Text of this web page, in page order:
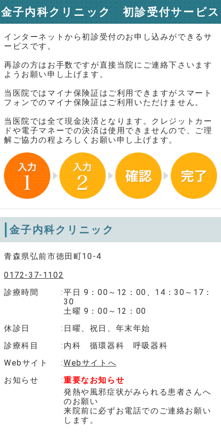
金子内科クリニック 初診受付サービス
インターネットから初診受付のお申し込みができるサ
ービスです。
再診の方はお手数ですが直接当院にご連絡下さいます
ようお願い申し上げます。
当医院ではマイナ保険証はご利用できますがスマート
フォンでのマイナ保険証はご利用いただけません。
当医院では全て現金決済となります。クレジットカー
ドや電子マネーでの決済は使用できませんので、ご理
解ご協力の程よろしくお願い申し上げます。
金子内科クリニック
青森県弘前市徳田町10-4
0172-37-1102
診療時間
平日 9：00～12：00、14：30～17：
30
土曜 9：00～12：00
休診日
日曜、祝日、年末年始
診療科目
内科 循環器科 呼吸器科
Webサイト
Webサイトへ
お知らせ
重要なお知らせ
発熱や風邪症状がみられる患者さんへ
のお願い
来院前に必ずお電話でのご連絡お願い
します。